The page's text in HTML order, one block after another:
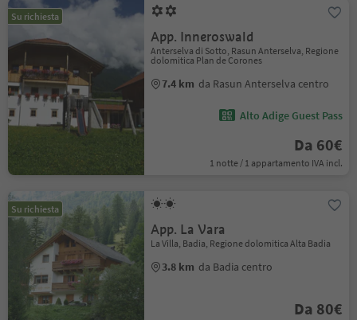
Su richiesta
App. Inneroswald
Anterselva di Sotto, Rasun Anterselva, Regione
dolomitica Plan de Corones
7.4 km da Rasun Anterselva centro
Alto Adige Guest Pass
Da 60€
1 notte / 1 appartamento IVA incl.
Su richiesta
App. La Vara
La Villa, Badia, Regione dolomitica Alta Badia
3.8 km da Badia centro
Da 80€